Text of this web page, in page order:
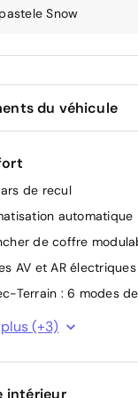
Snow
du véhicule
de recul
automatique
de coffre
AV et AR
Terrain : 6 modes
extérieurs
(+3)